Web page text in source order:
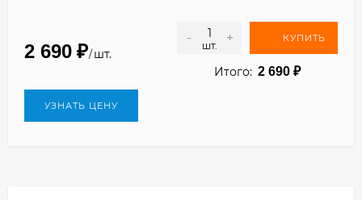
2 690 ₽/ шт.
-
шт.
+ КУПИТЬ
Итого: 2 690 ₽
УЗНАТЬ ЦЕНУ